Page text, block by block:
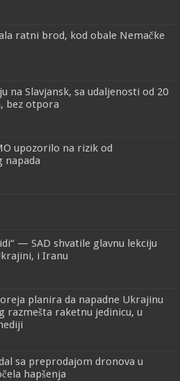
ratni brod, kod obale Nemačke
na Slavjansk, sa udaljenosti od 20
bez otpora
upozorilo na rizik od
napada
— SAD shvatile glavnu lekciju
i Iranu
planira da napadne Ukrajinu
razmešta raketnu jedinicu, u
sa preprodajom dronova u
hapšenja